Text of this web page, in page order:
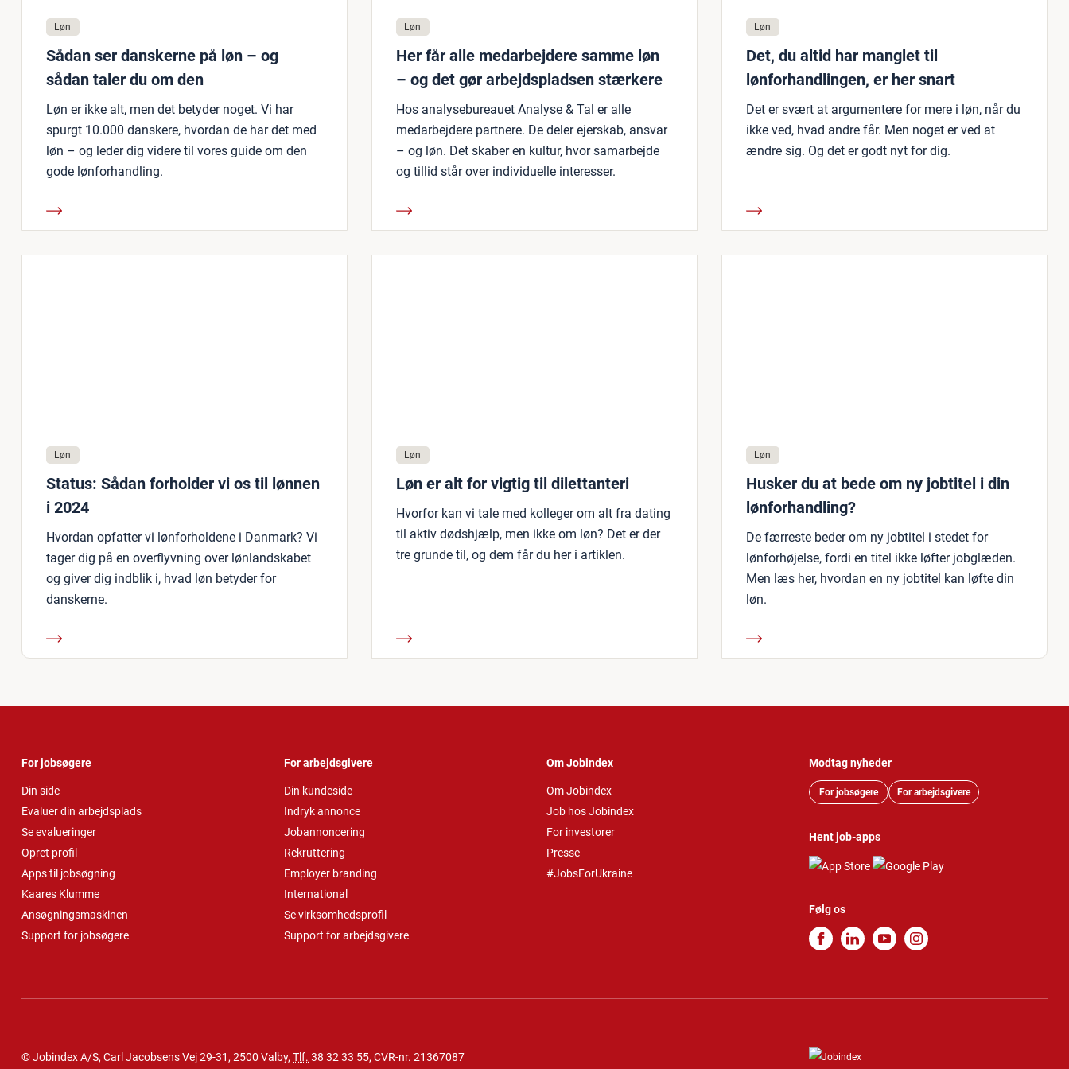
Løn
Sådan ser danskerne på løn – og
sådan taler du om den
Løn er ikke alt, men det betyder noget. Vi har
spurgt 10.000 danskere, hvordan de har det med
løn – og leder dig videre til vores guide om den
gode lønforhandling.
Løn
Her får alle medarbejdere samme løn
– og det gør arbejdspladsen stærkere
Hos analysebureauet Analyse & Tal er alle
medarbejdere partnere. De deler ejerskab, ansvar
– og løn. Det skaber en kultur, hvor samarbejde
og tillid står over individuelle interesser.
Løn
Det, du altid har manglet til
lønforhandlingen, er her snart
Det er svært at argumentere for mere i løn, når du
ikke ved, hvad andre får. Men noget er ved at
ændre sig. Og det er godt nyt for dig.
Løn
Status: Sådan forholder vi os til lønnen
i 2024
Hvordan opfatter vi lønforholdene i Danmark? Vi
tager dig på en overflyvning over lønlandskabet
og giver dig indblik i, hvad løn betyder for
danskerne.
Løn
Løn er alt for vigtig til dilettanteri
Hvorfor kan vi tale med kolleger om alt fra dating
til aktiv dødshjælp, men ikke om løn? Det er der
tre grunde til, og dem får du her i artiklen.
Løn
Husker du at bede om ny jobtitel i din
lønforhandling?
De færreste beder om ny jobtitel i stedet for
lønforhøjelse, fordi en titel ikke løfter jobglæden.
Men læs her, hvordan en ny jobtitel kan løfte din
løn.
For jobsøgere
Din side
Evaluer din arbejdsplads
Se evalueringer
Opret profil
Apps til jobsøgning
Kaares Klumme
Ansøgningsmaskinen
Support for jobsøgere
For arbejdsgivere
Din kundeside
Indryk annonce
Jobannoncering
Rekruttering
Employer branding
International
Se virksomhedsprofil
Support for arbejdsgivere
Om Jobindex
Om Jobindex
Job hos Jobindex
For investorer
Presse
#JobsForUkraine
Modtag nyheder
For jobsøgere For arbejdsgivere
Hent job-apps
Følg os
© Jobindex A/S, Carl Jacobsens Vej 29-31, 2500 Valby, Tlf. 38 32 33 55, CVR-nr. 21367087